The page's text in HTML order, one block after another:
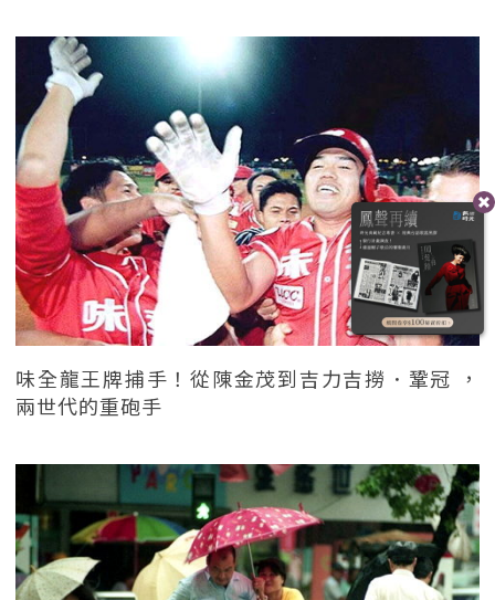
味全龍王牌捕手！從陳金茂到吉力吉撈．鞏冠 ，
兩世代的重砲手